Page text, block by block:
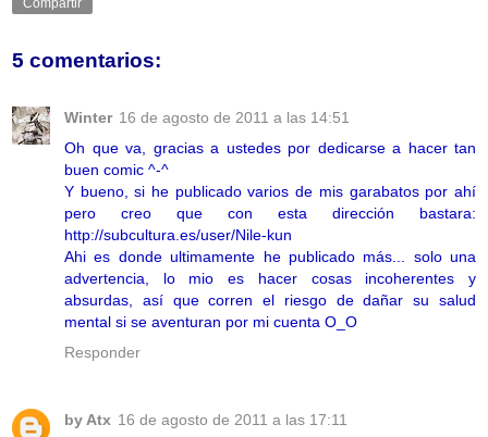
Compartir
5 comentarios:
Winter 16 de agosto de 2011 a las 14:51
Oh que va, gracias a ustedes por dedicarse a hacer tan
buen comic ^-^
Y bueno, si he publicado varios de mis garabatos por ahí
pero creo que con esta dirección bastara:
http://subcultura.es/user/Nile-kun
Ahi es donde ultimamente he publicado más... solo una
advertencia, lo mio es hacer cosas incoherentes y
absurdas, así que corren el riesgo de dañar su salud
mental si se aventuran por mi cuenta O_O
Responder
by Atx 16 de agosto de 2011 a las 17:11